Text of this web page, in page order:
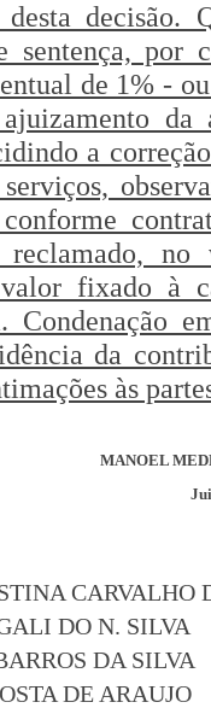
decisão.
sentença, por
de 1% -
da
a
conforme
reclamado, no
fixado à
Condenação
da
às
MANOEL
CARVALHO
DO N. SILVA
DA SILVA
DE ARAUJO